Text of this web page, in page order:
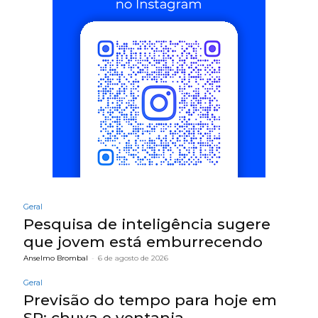
Geral
Pesquisa de inteligência sugere
que jovem está emburrecendo
Anselmo Brombal - 6 de agosto de 2026
Geral
Previsão do tempo para hoje em